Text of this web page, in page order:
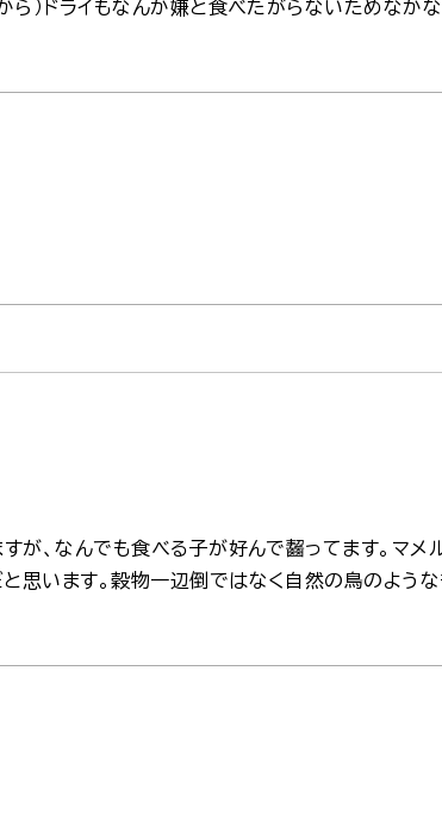
）ドライもなんか嫌と食べたがらないためなか
が、なんでも食べる子が好んで齧ってます。マメ
思います。穀物一辺倒ではなく自然の鳥のよう